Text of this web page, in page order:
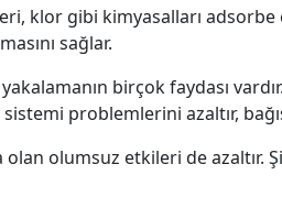
klor gibi kimyasalları
sağlar.
birçok faydası
problemlerini azaltır,
olumsuz etkileri de